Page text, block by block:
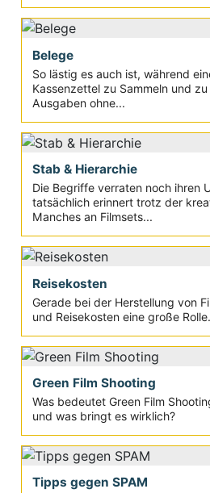
Belege
So lästig es auch ist, während
Kassenzettel zu Sammeln und
Ausgaben ohne...
Stab & Hierarchie
Die Begriffe verraten noch ihren
tatsächlich erinnert trotz der
Manches an Filmsets...
Reisekosten
Gerade bei der Herstellung von
und Reisekosten eine große
Green Film Shooting
Was bedeutet Green Film
und was bringt es wirklich?
Tipps gegen SPAM